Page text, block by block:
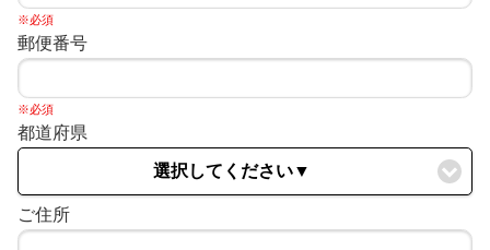
※必須
郵便番号
※必須
都道府県
選択してください▼
ご住所